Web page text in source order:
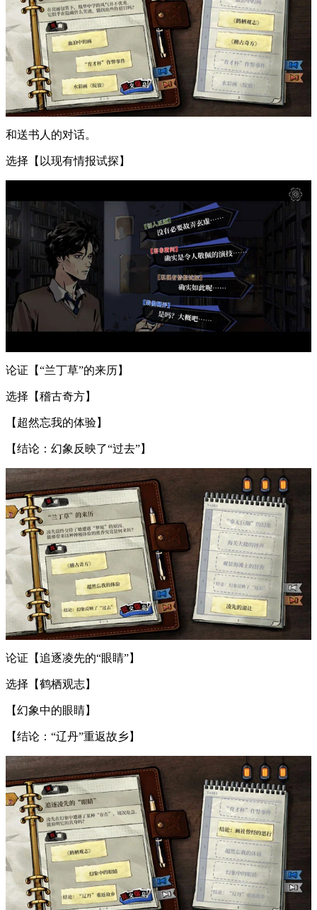
和送书人的对话。
选择【以现有情报试探】
论证【“兰丁草”的来历】
选择【稽古奇方】
【超然忘我的体验】
【结论：幻象反映了“过去”】
论证【追逐凌先的“眼睛”】
选择【鹤栖观志】
【幻象中的眼睛】
【结论：“辽丹”重返故乡】